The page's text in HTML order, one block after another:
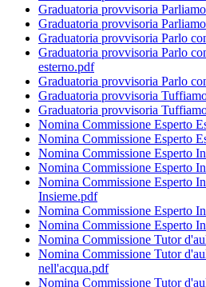
Graduatoria provvisoria
Graduatoria provvisoria
Graduatoria provvisoria Parlo
Graduatoria provvisoria Parlo
esterno.pdf
Graduatoria provvisoria Parlo
Graduatoria provvisoria
Graduatoria provvisoria
Nomina Commissione Esperto
Nomina Commissione Esperto
Nomina Commissione Esperto
Nomina Commissione Esperto
Nomina Commissione Esperto
Insieme.pdf
Nomina Commissione Esperto
Nomina Commissione Esperto
Nomina Commissione Tutor
Nomina Commissione Tutor
nell'acqua.pdf
Nomina Commissione Tutor